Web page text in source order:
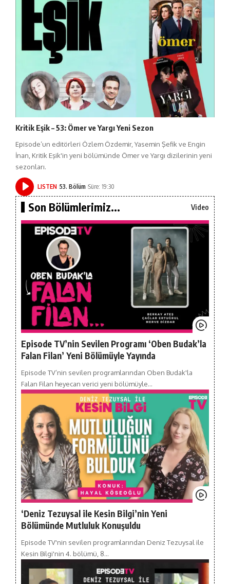
Kritik Eşik – 53: Ömer ve Yargı Yeni Sezon
Episode’un editörleri Özlem Özdemir, Yasemin Şefik ve Engin
İnan, Kritik Eşik'in yeni bölümünde Ömer ve Yargı dizilerinin yeni
sezonları.
LISTEN 53. Bölüm Süre: 19:30
Son Bölümlerimiz... Video
Episode TV’nin Sevilen Programı ‘Oben Budak’la
Falan Filan’ Yeni Bölümüyle Yayında
Episode TV’nin sevilen programlarından Oben Budak'la
Falan Filan heyecan verici yeni bölümüyle…
‘Deniz Tezuysal ile Kesin Bilgi’nin Yeni
Bölümünde Mutluluk Konuşuldu
Episode TV'nin sevilen programlarından Deniz Tezuysal ile
Kesin Bilgi'nin 4. bölümü, 8…